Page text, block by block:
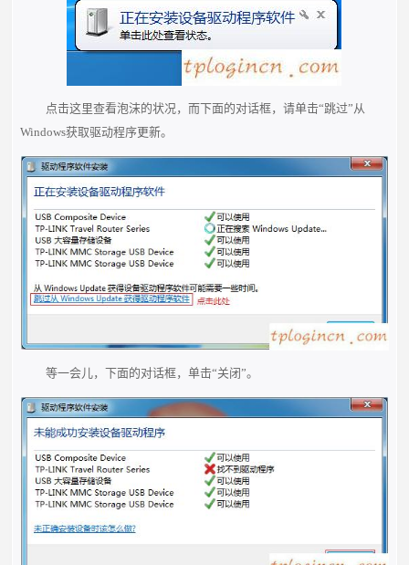
点击这里查看泡沫的状况，而下面的对话框，请单击“跳过”从
Windows获取驱动程序更新。
等一会儿，下面的对话框，单击“关闭”。